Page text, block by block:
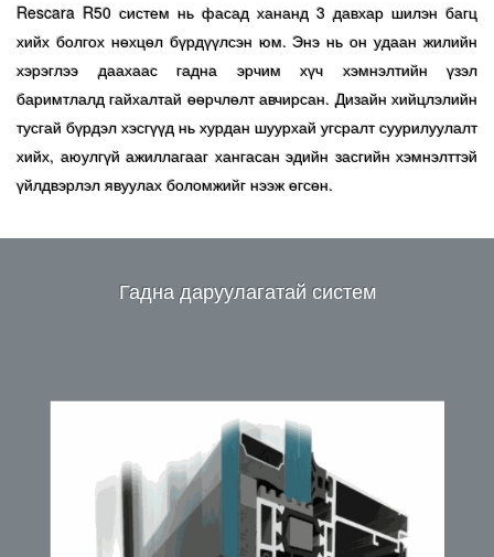
болон резинэн дулаан тусгаарлах дүүргэлттэй учир бусад
фасаднуудаас илүү дулаан тусгаарлах давуу талтай.
Гэгээвчний онгойлтын шийдлүүд, өнгөний өргөн сонголт, гадна
таг даруулганы олон хувилбарт загваруудыг бид санал болгож
байна.
Rescara R50 систем нь фасад хананд 3 давхар шилэн багц
хийх болгох нөхцөл бүрдүүлсэн юм. Энэ нь он удаан жилийн
хэрэглээ даахаас гадна эрчим хүч хэмнэлтийн үзэл
баримтлалд гайхалтай өөрчлөлт авчирсан. Дизайн хийцлэлийн
тусгай бүрдэл хэсгүүд нь хурдан шуурхай угсралт суурилуулалт
хийх, аюулгүй ажиллагааг хангасан эдийн засгийн хэмнэлттэй
үйлдвэрлэл явуулах боломжийг нээж өгсөн.
Гадна даруулагатай систем